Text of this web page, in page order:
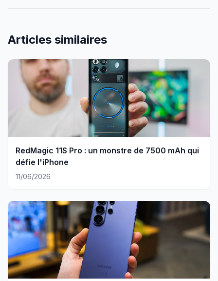
Articles similaires
RedMagic 11S Pro : un monstre de 7500 mAh qui
défie l'iPhone
11/06/2026